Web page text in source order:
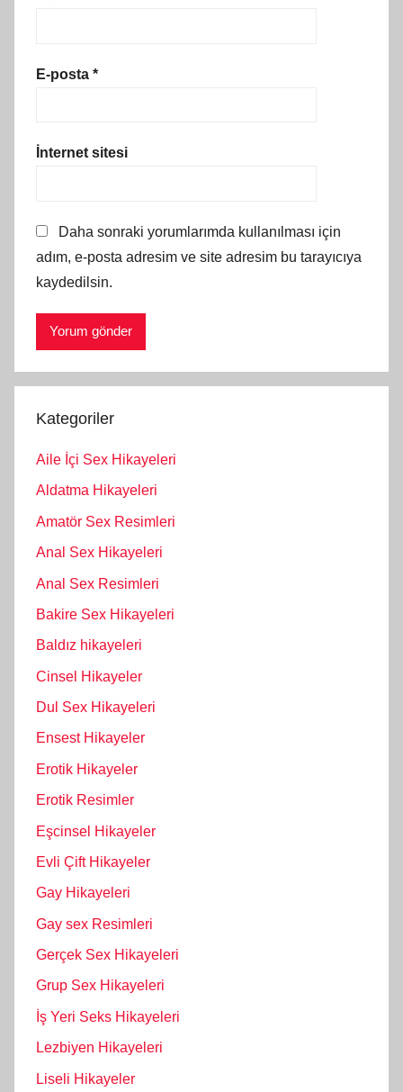
E-posta *
İnternet sitesi
Daha sonraki yorumlarımda kullanılması için
adım, e-posta adresim ve site adresim bu tarayıcıya
kaydedilsin.
Kategoriler
Aile İçi Sex Hikayeleri
Aldatma Hikayeleri
Amatör Sex Resimleri
Anal Sex Hikayeleri
Anal Sex Resimleri
Bakire Sex Hikayeleri
Baldız hikayeleri
Cinsel Hikayeler
Dul Sex Hikayeleri
Ensest Hikayeler
Erotik Hikayeler
Erotik Resimler
Eşcinsel Hikayeler
Evli Çift Hikayeler
Gay Hikayeleri
Gay sex Resimleri
Gerçek Sex Hikayeleri
Grup Sex Hikayeleri
İş Yeri Seks Hikayeleri
Lezbiyen Hikayeleri
Liseli Hikayeler